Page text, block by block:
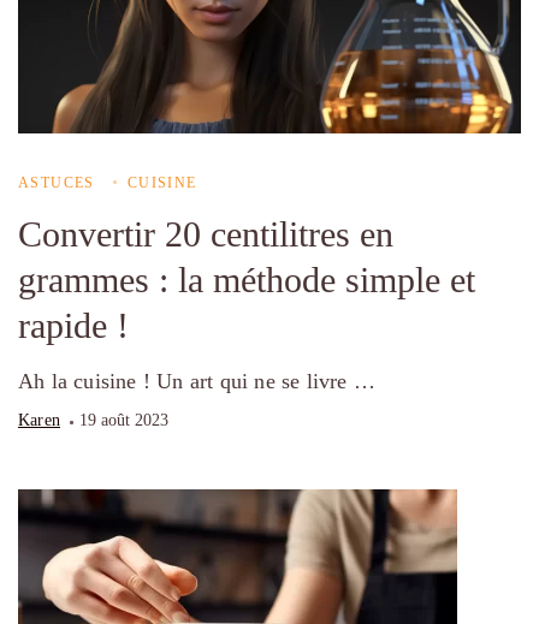
ASTUCES CUISINE
Convertir 20 centilitres en
grammes : la méthode simple et
rapide !
Ah la cuisine ! Un art qui ne se livre …
Karen 19 août 2023